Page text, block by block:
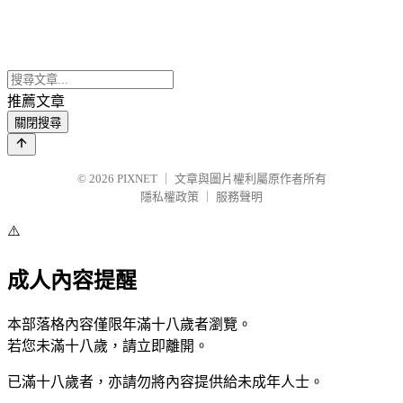
推薦文章
關閉搜尋
© 2026 PIXNET
文章與圖片權利屬原作者所有
隱私權政策
服務聲明
⚠️
成人內容提醒
本部落格內容僅限年滿十八歲者瀏覽。
若您未滿十八歲，請立即離開。
已滿十八歲者，亦請勿將內容提供給未成年人士。